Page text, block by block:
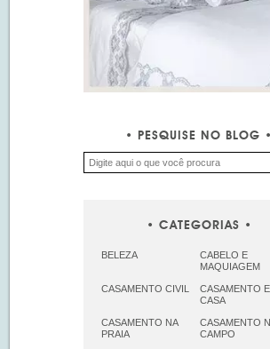
PESQUISE NO BLOG
CATEGORIAS
BELEZA
CABELO E
MAQUIAGEM
CASAMENTO CIVIL
CASAMENTO
CASA
CASAMENTO NA
PRAIA
CASAMENTO
CAMPO